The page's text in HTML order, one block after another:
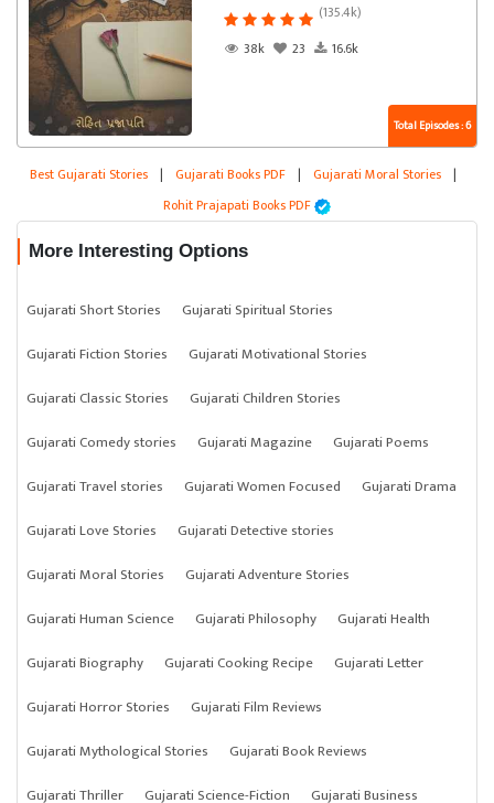
(135.4k)
38k
23 16.6k
Total Episodes : 6
Best Gujarati Stories | Gujarati Books PDF | Gujarati Moral Stories |
Rohit Prajapati Books PDF
More Interesting Options
Gujarati Short Stories
Gujarati Spiritual Stories
Gujarati Fiction Stories
Gujarati Motivational Stories
Gujarati Classic Stories
Gujarati Children Stories
Gujarati Comedy stories
Gujarati Magazine
Gujarati Poems
Gujarati Travel stories
Gujarati Women Focused
Gujarati Drama
Gujarati Love Stories
Gujarati Detective stories
Gujarati Moral Stories
Gujarati Adventure Stories
Gujarati Human Science
Gujarati Philosophy
Gujarati Health
Gujarati Biography
Gujarati Cooking Recipe
Gujarati Letter
Gujarati Horror Stories
Gujarati Film Reviews
Gujarati Mythological Stories
Gujarati Book Reviews
Gujarati Thriller
Gujarati Science-Fiction Gujarati Business